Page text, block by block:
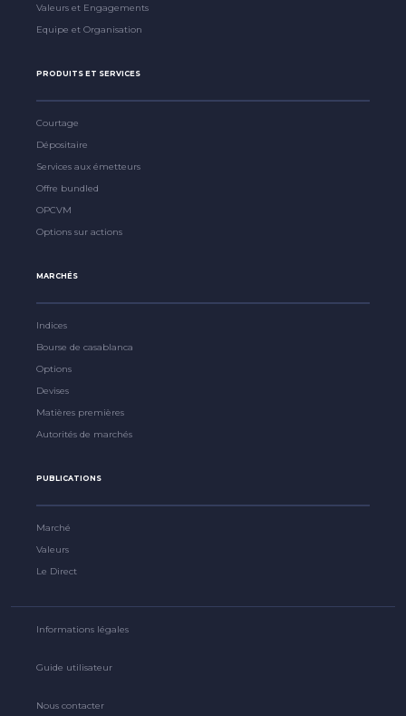
Valeurs et Engagements
Equipe et Organisation
PRODUITS ET SERVICES
Courtage
Dépositaire
Services aux émetteurs
Offre bundled
OPCVM
Options sur actions
MARCHÉS
Indices
Bourse de casablanca
Options
Devises
Matières premières
Autorités de marchés
PUBLICATIONS
Marché
Valeurs
Le Direct
Informations légales
Guide utilisateur
Nous contacter